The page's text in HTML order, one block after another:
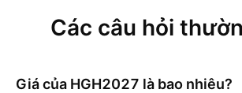
Các câu hỏi
Giá của HGH2027 là bao nhiêu?